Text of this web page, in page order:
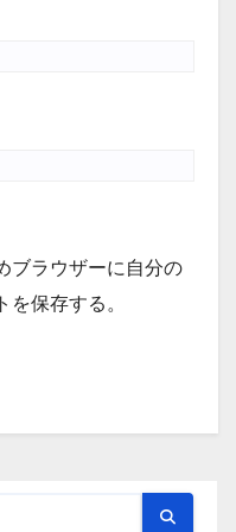
ブラウザーに自分の
保存する。